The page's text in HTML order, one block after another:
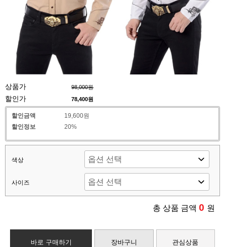
상품가 98,000원
할인가 78,400원
할인금액
19,600원
할인정보
20%
색상
사이즈
총 상품 금액 0 원
바로 구매하기 장바구니 관심상품